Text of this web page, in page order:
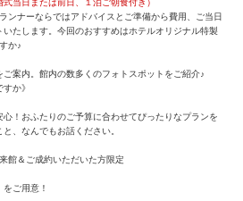
当日または前日、１泊ご朝食付き）
ンナーならではアドバイスとご準備から費用、ご当日
いたします。今回のおすすめはホテルオリジナル特製
か♪
案内。館内の数多くのフォトスポットをご紹介♪
か》
！おふたりのご予算に合わせてぴったりなプランを
、なんでもお話ください。
館＆ご成約いただいた方限定
ご用意！